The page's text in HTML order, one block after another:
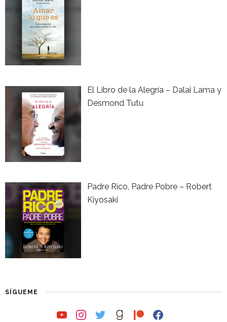
El Libro de la Alegría – Dalai Lama y
Desmond Tutu
Padre Rico, Padre Pobre – Robert
Kiyosaki
SÍGUEME
youtubeinstagramtwittergoodreads
patreonfacebook